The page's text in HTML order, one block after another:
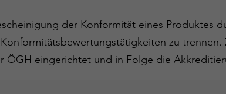
der Konformität eines Produktes
zu trennen.
ÖGH eingerichtet und in Folge die